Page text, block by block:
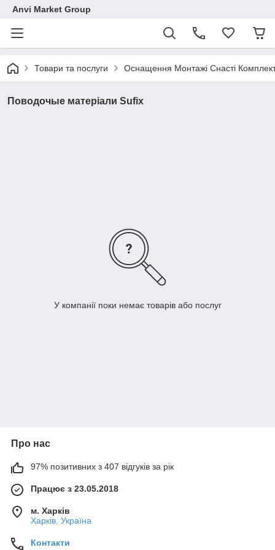
Anvi Market Group
Товари та послуги Оснащення Монтажі Снасті
Поводочые матеріали Sufix
У компанії поки немає товарів або послуг
Про нас
97% позитивних з 407 відгуків за рік
Працює з 23.05.2018
м. Харків
Харків, Україна
Контакти